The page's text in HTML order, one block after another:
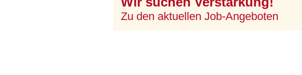
Zu den aktuellen Job-Angeboten